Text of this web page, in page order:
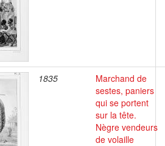
1835
Marchand de
sestes, paniers
qui se portent
sur la tête.
Nègre vendeurs
de volaille